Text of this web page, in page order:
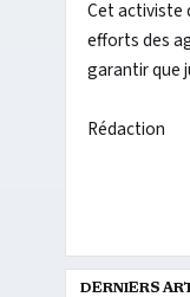
Cet activiste
efforts des
garantir que
Rédaction
DERNIERS